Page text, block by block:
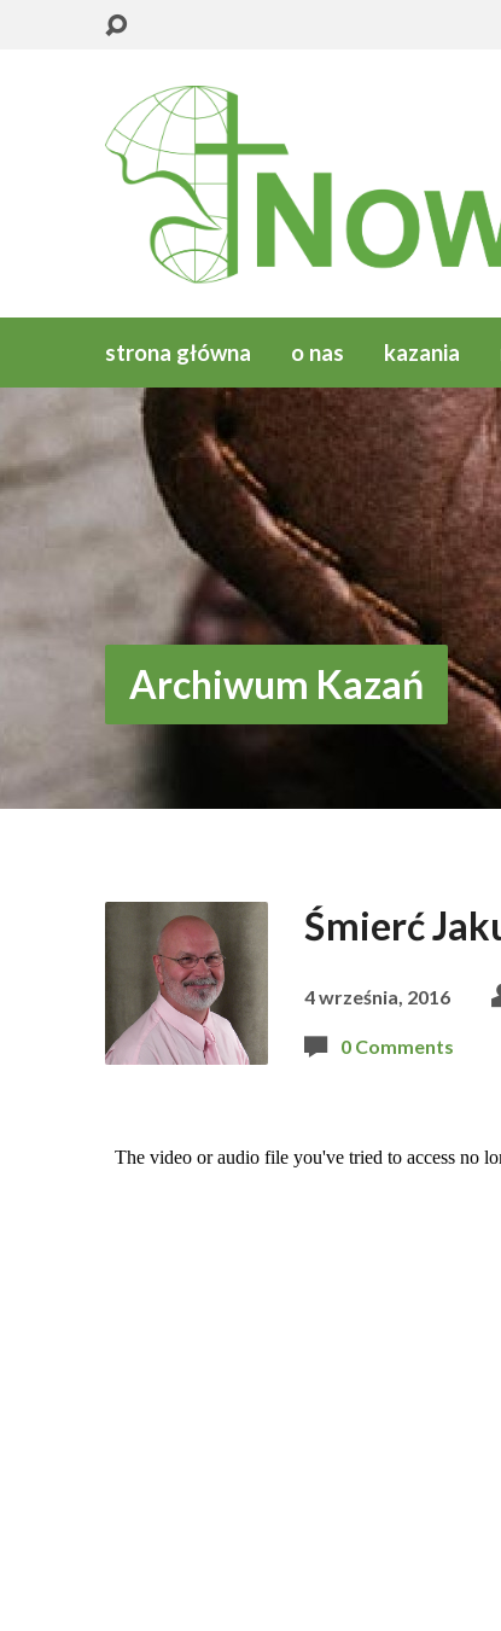
strona główna o nas kazania
Archiwum Kazań
Śmierć
4 września, 2016
0 Comments